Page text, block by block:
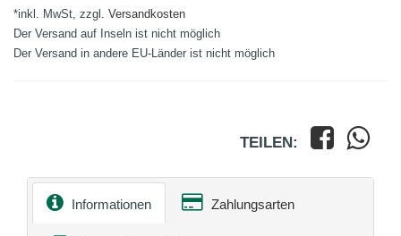
*inkl. MwSt, zzgl. Versandkosten
Der Versand auf Inseln ist nicht möglich
Der Versand in andere EU-Länder ist nicht möglich
TEILEN:
Informationen Zahlungsarten